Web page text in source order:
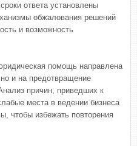
ответа установлены
обжалования решений
и возможность
помощь направлена
и на предотвращение
причин, приведших к
места в ведении бизнеса
чтобы избежать повторения